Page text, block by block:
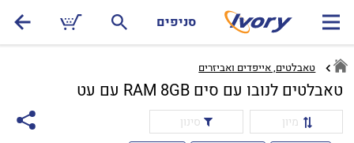
סניפים
טאבלטים, אייפדים ואביזרים
טאבלטים לנובו עם סים RAM 8GB עם עט
מיון
סינון